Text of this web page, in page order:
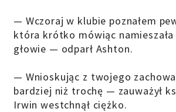
— Wczoraj w klubie poznałem
która krótko mówiąc
głowie — odparł Ashton.
— Wnioskując z twojego
bardziej niż trochę — zauważył
Irwin westchnął ciężko.